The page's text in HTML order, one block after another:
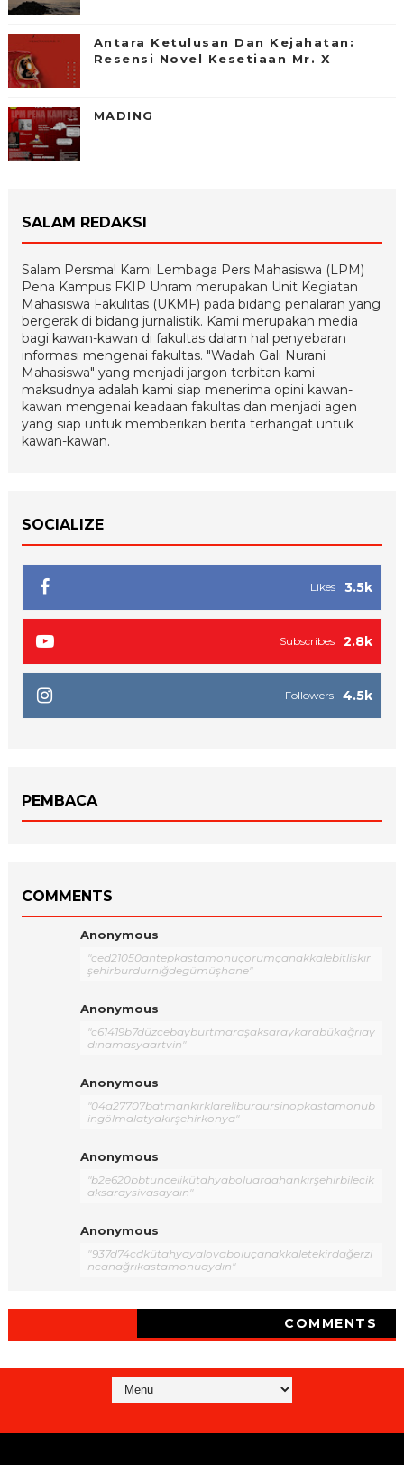
Antara Ketulusan Dan Kejahatan:
Resensi Novel Kesetiaan Mr. X
MADING
SALAM REDAKSI
Salam Persma! Kami Lembaga Pers Mahasiswa (LPM)
Pena Kampus FKIP Unram merupakan Unit Kegiatan
Mahasiswa Fakulitas (UKMF) pada bidang penalaran yang
bergerak di bidang jurnalistik. Kami merupakan media
bagi kawan-kawan di fakultas dalam hal penyebaran
informasi mengenai fakultas. "Wadah Gali Nurani
Mahasiswa" yang menjadi jargon terbitan kami
maksudnya adalah kami siap menerima opini kawan-
kawan mengenai keadaan fakultas dan menjadi agen
yang siap untuk memberikan berita terhangat untuk
kawan-kawan.
SOCIALIZE
3.5k
Likes
2.8k
Subscribes
4.5k
Followers
PEMBACA
COMMENTS
Anonymous
"ced21050antepkastamonuçorumçanakkalebitliskır
şehirburdurniğdegümüşhane"
Anonymous
"c61419b7düzcebayburtmaraşaksaraykarabükağrıay
dınamasyaartvin"
Anonymous
"04a27707batmankırklareliburdursinopkastamonub
ingölmalatyakırşehirkonya"
Anonymous
"b2e620bbtuncelikütahyaboluardahankırşehirbilecik
aksaraysivasaydın"
Anonymous
"937d74cdkütahyayalovaboluçanakkaletekirdağerzi
ncanağrıkastamonuaydın"
COMMENTS